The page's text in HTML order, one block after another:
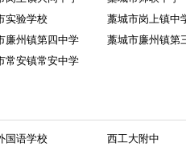
实验学校
藁城市岗上镇中
廉州镇第四中学
藁城市廉州镇第
常安镇常安中学
国语学校
西工大附中